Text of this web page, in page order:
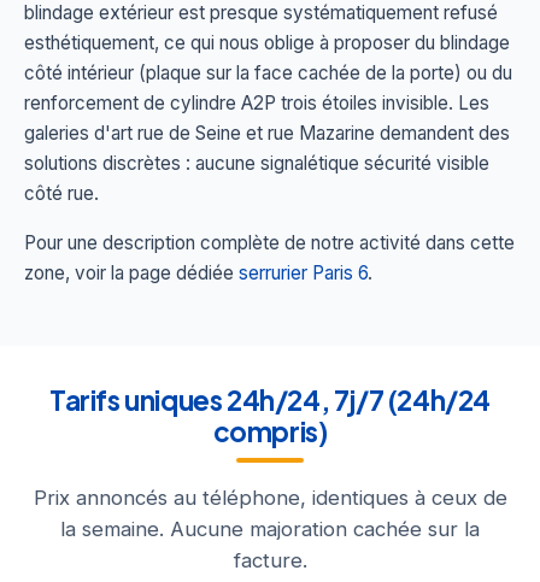
blindage extérieur est presque systématiquement refusé
esthétiquement, ce qui nous oblige à proposer du blindage
côté intérieur (plaque sur la face cachée de la porte) ou du
renforcement de cylindre A2P trois étoiles invisible. Les
galeries d'art rue de Seine et rue Mazarine demandent des
solutions discrètes : aucune signalétique sécurité visible
côté rue.
Pour une description complète de notre activité dans cette
zone, voir la page dédiée serrurier Paris 6.
Tarifs uniques 24h/24, 7j/7 (24h/24
compris)
Prix annoncés au téléphone, identiques à ceux de
la semaine. Aucune majoration cachée sur la
facture.